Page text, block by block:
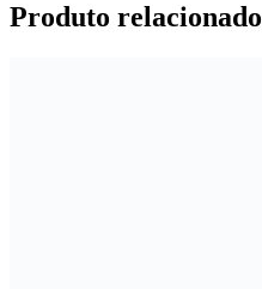
Produto relacionado